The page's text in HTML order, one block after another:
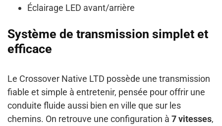
Éclairage LED avant/arrière
Système de transmission simplet et
efficace
Le Crossover Native LTD possède une transmission
fiable et simple à entretenir, pensée pour offrir une
conduite fluide aussi bien en ville que sur les
chemins. On retrouve une configuration à 7 vitesses,